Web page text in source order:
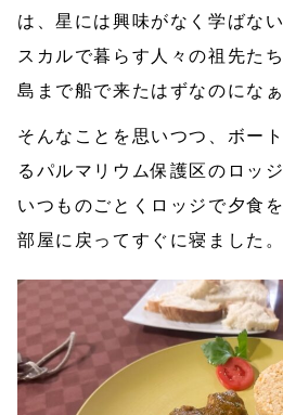
は、星には興味がなく学ばな
スカルで暮らす人々の祖先た
島まで船で来たはずなのにな
そんなことを思いつつ、ボー
るパルマリウム保護区のロッジ
いつものごとくロッジで夕食
部屋に戻ってすぐに寝ました。